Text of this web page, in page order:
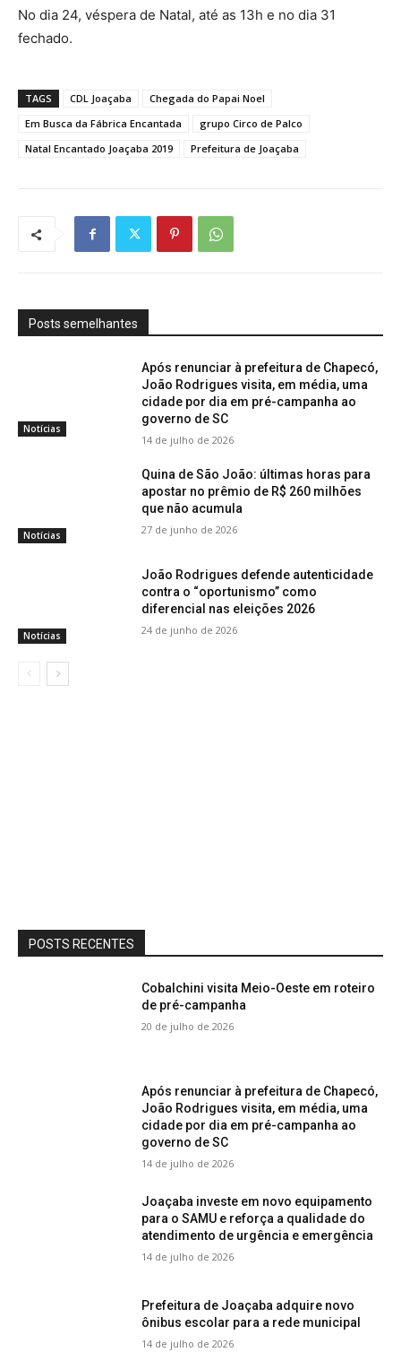
No dia 24, véspera de Natal, até as 13h e no dia 31
fechado.
TAGS CDL Joaçaba
Chegada do Papai Noel
Em Busca da Fábrica Encantada
grupo Circo de Palco
Natal Encantado Joaçaba 2019
Prefeitura de Joaçaba
Posts semelhantes
Notícias
Após renunciar à prefeitura de Chapecó,
João Rodrigues visita, em média, uma
cidade por dia em pré-campanha ao
governo de SC
14 de julho de 2026
Notícias
Quina de São João: últimas horas para
apostar no prêmio de R$ 260 milhões
que não acumula
27 de junho de 2026
Notícias
João Rodrigues defende autenticidade
contra o “oportunismo” como
diferencial nas eleições 2026
24 de junho de 2026
POSTS RECENTES
Cobalchini visita Meio-Oeste em roteiro
de pré-campanha
20 de julho de 2026
Após renunciar à prefeitura de Chapecó,
João Rodrigues visita, em média, uma
cidade por dia em pré-campanha ao
governo de SC
14 de julho de 2026
Joaçaba investe em novo equipamento
para o SAMU e reforça a qualidade do
atendimento de urgência e emergência
14 de julho de 2026
Prefeitura de Joaçaba adquire novo
ônibus escolar para a rede municipal
14 de julho de 2026